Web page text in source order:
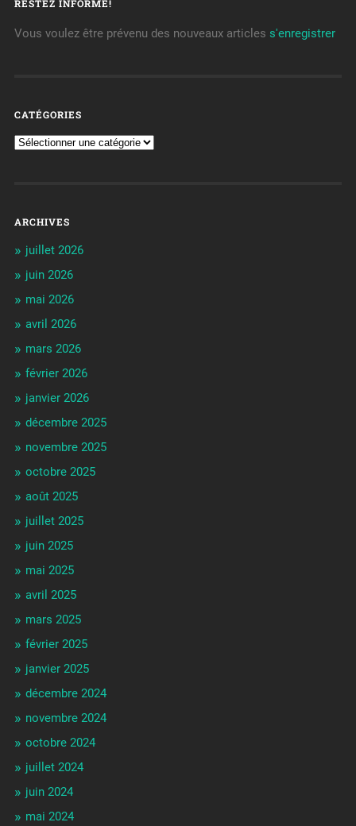
RESTEZ INFORMÉ!
Vous voulez être prévenu des nouveaux articles s'enregistrer
CATÉGORIES
ARCHIVES
juillet 2026
juin 2026
mai 2026
avril 2026
mars 2026
février 2026
janvier 2026
décembre 2025
novembre 2025
octobre 2025
août 2025
juillet 2025
juin 2025
mai 2025
avril 2025
mars 2025
février 2025
janvier 2025
décembre 2024
novembre 2024
octobre 2024
juillet 2024
juin 2024
mai 2024